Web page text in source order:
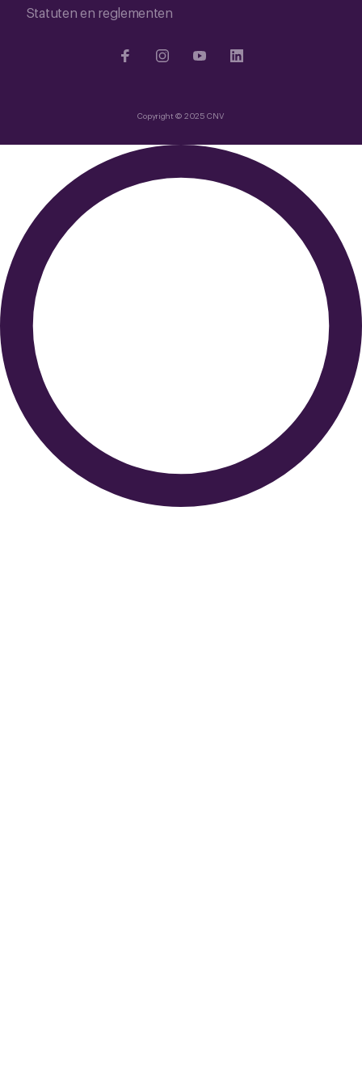
Statuten en reglementen
Copyright © 2025 CNV